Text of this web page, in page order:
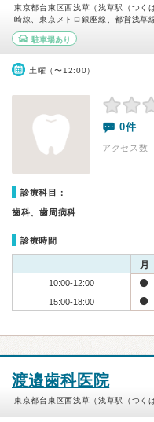
東京都台東区西浅草（浅草駅（つく
崎線、東京メトロ銀座線、都営浅草
駐車場あり
土曜（〜12:00）
0件
アクセス数
診療科目：
歯科、歯周病科
診療時間
月
10:00-12:00
15:00-18:00
渡邉歯科医院
東京都台東区西浅草（浅草駅（つく